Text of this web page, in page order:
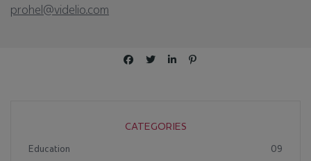
prohel@videlio.com
CATEGORIES
Education
09